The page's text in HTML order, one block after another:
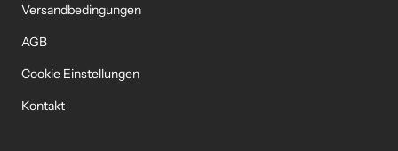
Versandbedingungen
AGB
Cookie Einstellungen
Kontakt